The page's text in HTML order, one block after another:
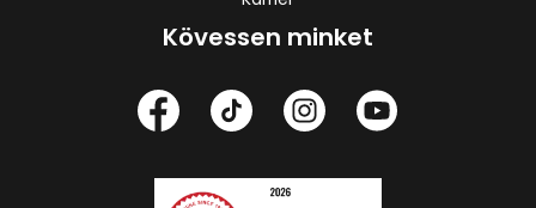
Kövessen minket